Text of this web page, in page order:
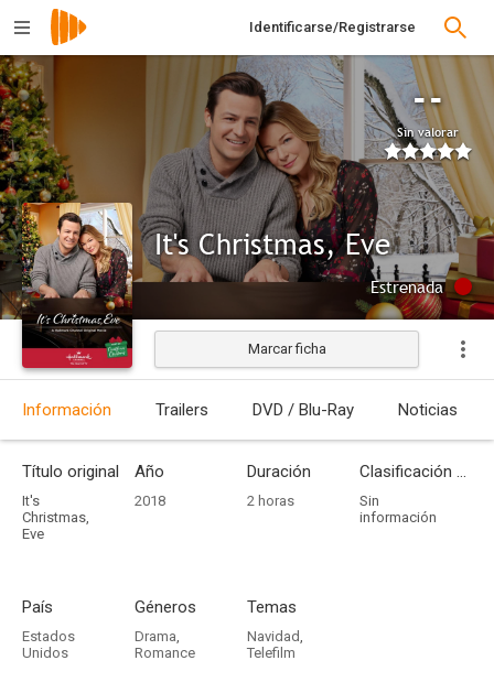
Identificarse/Registrarse
--
Sin valorar
It's Christmas, Eve
Estrenada
Marcar ficha
Información Trailers DVD / Blu-Ray Noticias
Título original
It's
Christmas,
Eve
Año
2018
Duración
2 horas
Clasificación por edades
Sin
información
País
Estados
Unidos
Géneros
Drama,
Romance
Temas
Navidad,
Telefilm